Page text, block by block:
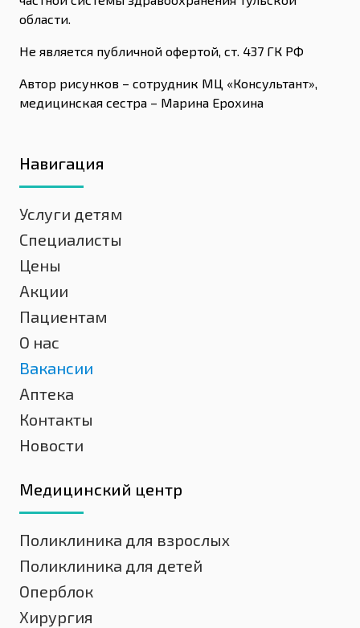
области.
Не является публичной офертой, ст. 437 ГК РФ
Автор рисунков – сотрудник МЦ «Консультант»,
медицинская сестра – Марина Ерохина
Навигация
Услуги детям
Специалисты
Цены
Акции
Пациентам
О нас
Вакансии
Аптека
Контакты
Новости
Медицинский центр
Поликлиника для взрослых
Поликлиника для детей
Оперблок
Хирургия